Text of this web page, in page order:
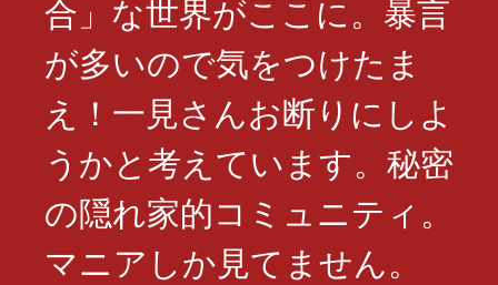
合」な世界がここに。暴言
が多いので気をつけたま
え！一見さんお断りにしよ
うかと考えています。秘密
の隠れ家的コミュニティ。
マニアしか見てません。